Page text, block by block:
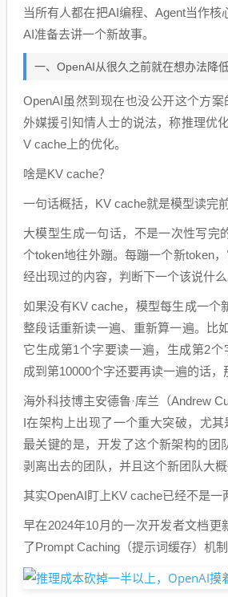
当所有人都在把AI编程、Agent当作核
AI准备去讲一个新故事。
一、OpenAI从很久之前就在想办法降
OpenAI虽然到现在也没公开这个方
外媒援引知情人士的说法，称推理优
V cache上的优化。
啥是KV cache？
一句话概括，KV cache就是模型读完前
大模型生成一句话，不是一次性写完
个token地往外蹦。每蹦一个新token
经出现过的内容，判断下一个该说什么
如果没有KV cache，模型每生成一个
整段话重新读一遍、重新算一遍。比
它生成第1个字要读一遍，生成第2个
成到第10000个字还要再读一遍的话，
海外科技博主安德鲁·库兰（Andrew
I在架构上出现了一个重大突破，尤其
最关键的是，开发了这个新架构的团
剥离出去的团队，并且这个新团队大概
其实OpenAI盯上KV cache已经不是一
早在2024年10月的一次开发者文档更
了Prompt Caching（提示词缓存）机制